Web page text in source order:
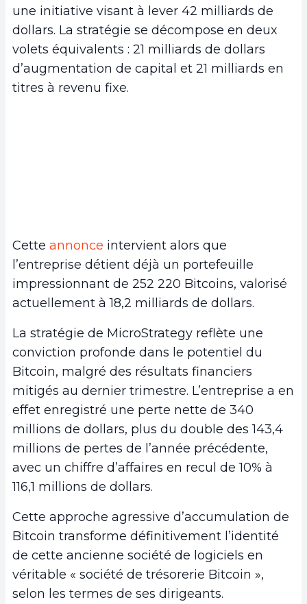
une initiative visant à lever 42 milliards de
dollars. La stratégie se décompose en deux
volets équivalents : 21 milliards de dollars
d’augmentation de capital et 21 milliards en
titres à revenu fixe.
Cette annonce intervient alors que
l’entreprise détient déjà un portefeuille
impressionnant de 252 220 Bitcoins, valorisé
actuellement à 18,2 milliards de dollars.
La stratégie de MicroStrategy reflète une
conviction profonde dans le potentiel du
Bitcoin, malgré des résultats financiers
mitigés au dernier trimestre. L’entreprise a en
effet enregistré une perte nette de 340
millions de dollars, plus du double des 143,4
millions de pertes de l’année précédente,
avec un chiffre d’affaires en recul de 10% à
116,1 millions de dollars.
Cette approche agressive d’accumulation de
Bitcoin transforme définitivement l’identité
de cette ancienne société de logiciels en
véritable « société de trésorerie Bitcoin »,
selon les termes de ses dirigeants.